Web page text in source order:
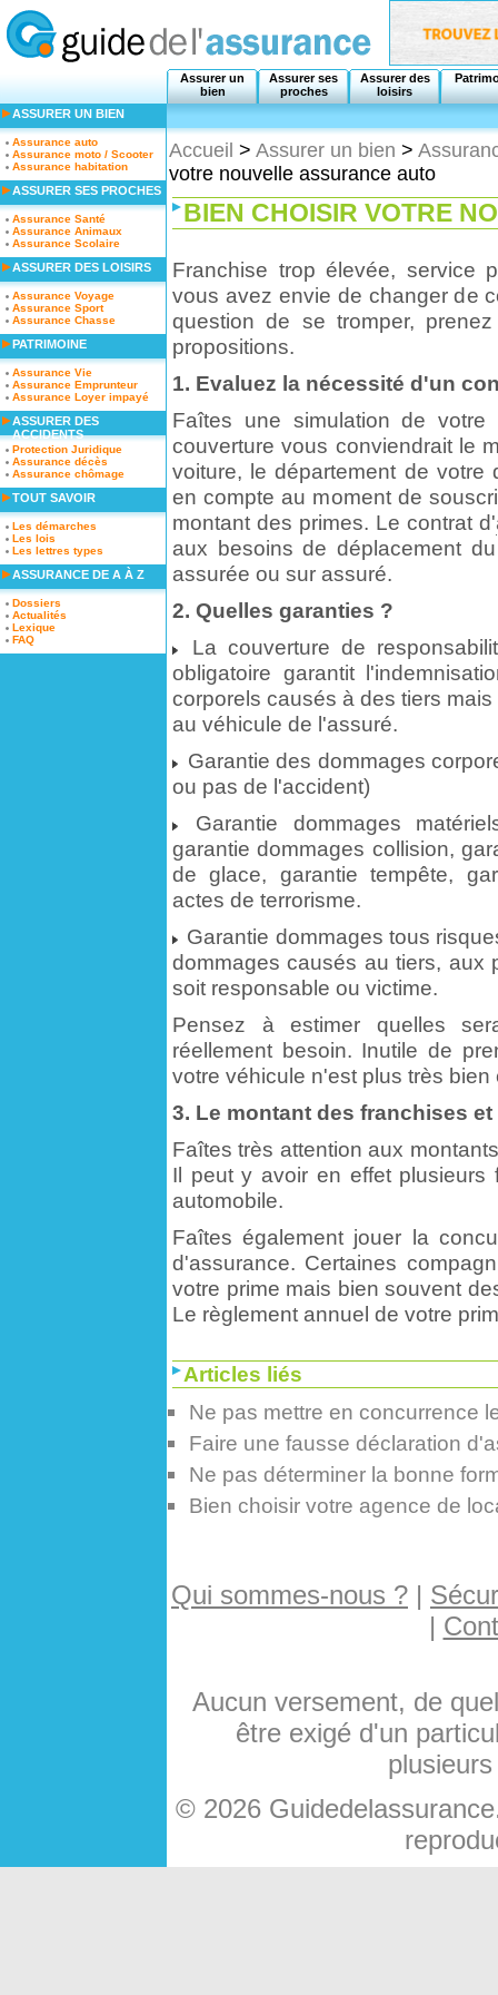
Assurer un
bien
Assurer ses
proches
Assurer des
loisirs
Accueil > Assurer un bien >
votre nouvelle assurance auto
BIEN CHOISIR VOTRE
Franchise trop élevée, service
vous avez envie de changer de
question de se tromper,
propositions.
1. Evaluez la nécessité d'un
Faîtes une simulation de votre
couverture vous conviendrait le
voiture, le département de votre
en compte au moment de
montant des primes. Le contrat d'
aux besoins de déplacement
assurée ou sur assuré.
2. Quelles garanties ?
La couverture de
obligatoire garantit
corporels causés à des tiers
au véhicule de l'assuré.
Garantie des dommages
ou pas de l'accident)
Garantie dommages
garantie dommages collision,
de glace, garantie tempête,
actes de terrorisme.
Garantie dommages tous
dommages causés au tiers, aux
soit responsable ou victime.
Pensez à estimer quelles
réellement besoin. Inutile de
votre véhicule n'est plus très bien
3. Le montant des franchises
Faîtes très attention aux
Il peut y avoir en effet
automobile.
Faîtes également jouer la
d'assurance. Certaines
votre prime mais bien souvent
Le règlement annuel de votre
Articles liés
Ne pas mettre en concurrence
Faire une fausse déclaration
Ne pas déterminer la bonne
Bien choisir votre agence de
ASSURER UN BIEN
Assurance auto
Assurance moto / Scooter
Assurance habitation
ASSURER SES PROCHES
Assurance Santé
Assurance Animaux
Assurance Scolaire
ASSURER DES LOISIRS
Assurance Voyage
Assurance Sport
Assurance Chasse
PATRIMOINE
Assurance Vie
Assurance Emprunteur
Assurance Loyer impayé
ASSURER DES
ACCIDENTS
Protection Juridique
Assurance décès
Assurance chômage
TOUT SAVOIR
Les démarches
Les lois
Les lettres types
ASSURANCE DE A À Z
Dossiers
Actualités
Lexique
FAQ
Qui sommes-nous ? |
|
Aucun versement, de
être exigé d'un
© 2026